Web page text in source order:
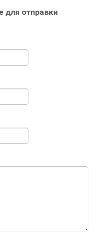
для отправки